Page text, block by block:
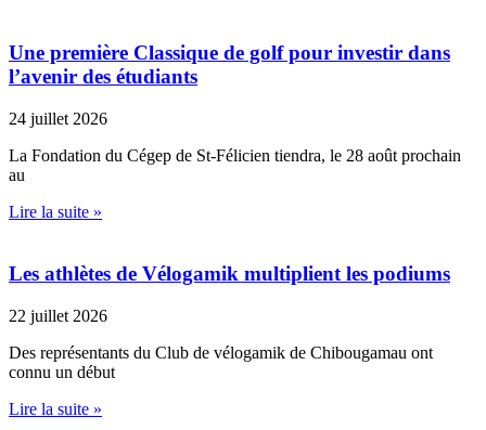
Une première Classique de golf pour investir dans
l’avenir des étudiants
24 juillet 2026
La Fondation du Cégep de St-Félicien tiendra, le 28 août prochain
au
Lire la suite »
Les athlètes de Vélogamik multiplient les podiums
22 juillet 2026
Des représentants du Club de vélogamik de Chibougamau ont
connu un début
Lire la suite »